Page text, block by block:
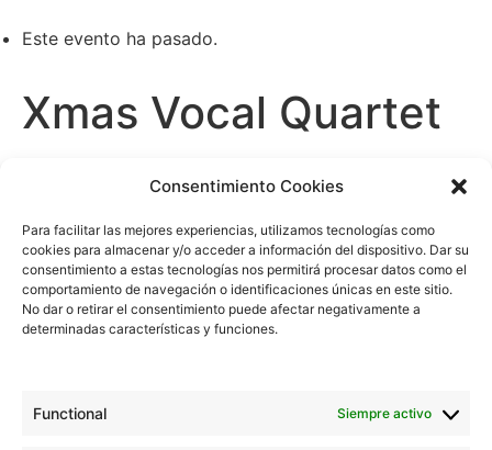
Consentimiento Cookies
Para facilitar las mejores experiencias, utilizamos tecnologías como
cookies para almacenar y/o acceder a información del dispositivo. Dar su
consentimiento a estas tecnologías nos permitirá procesar datos como el
comportamiento de navegación o identificaciones únicas en este sitio.
No dar o retirar el consentimiento puede afectar negativamente a
determinadas características y funciones.
Functional Siempre activo
Este evento ha pasado.
Xmas Vocal Quartet
diciembre 19, 2024
/20:00-21:00
Museu Marítim
Añadir al calendario